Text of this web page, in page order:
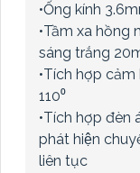
•Ống kính
•Tầm xa hồng
sáng trắng
•Tích hợp cảm
110⁰
•Tích hợp đèn
phát hiện
liên tục